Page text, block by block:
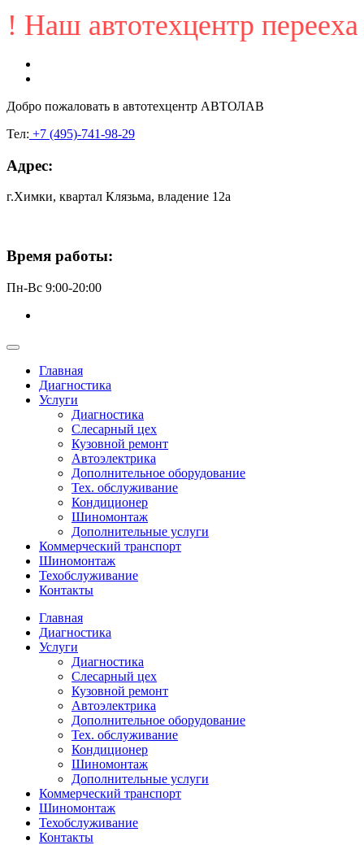
автотехцентр переехал
Добро пожаловать в автотехцентр АВТОЛАВ
Тел: +7 (495)-741-98-29
Адрес:
г.Химки, квартал Клязьма, владение 12а
Время работы:
Пн-Вс 9:00-20:00
Главная
Диагностика
Услуги
Диагностика
Слесарный цех
Кузовной ремонт
Автоэлектрика
Дополнительное оборудование
Тех. обслуживание
Кондиционер
Шиномонтаж
Дополнительные услуги
Коммерческий транспорт
Шиномонтаж
Техобслуживание
Контакты
Главная
Диагностика
Услуги
Диагностика
Слесарный цех
Кузовной ремонт
Автоэлектрика
Дополнительное оборудование
Тех. обслуживание
Кондиционер
Шиномонтаж
Дополнительные услуги
Коммерческий транспорт
Шиномонтаж
Техобслуживание
Контакты